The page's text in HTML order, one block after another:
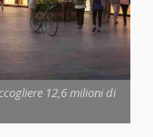
12,6 milioni di